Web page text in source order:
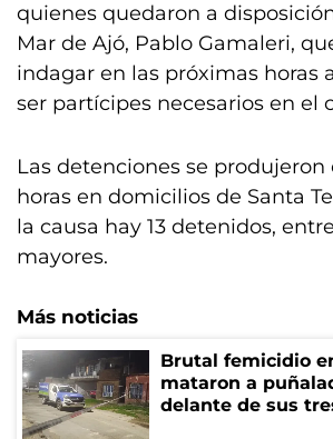
quienes quedaron a
Mar de Ajó, Pablo Gamaleri,
indagar en las próximas horas
ser partícipes necesarios en el
Las detenciones se
horas en domicilios de Santa
la causa hay 13 detenidos,
mayores.
Más noticias
Brutal femicidio
mataron a
delante de sus